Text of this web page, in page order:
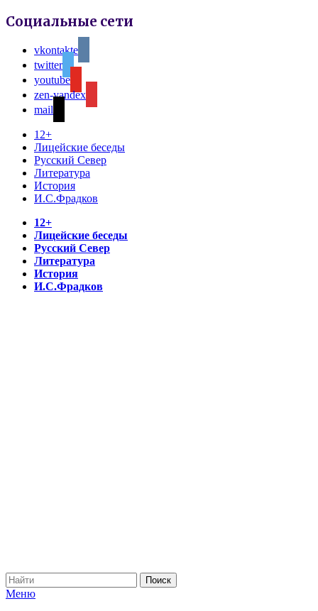
Социальные сети
vkontakte
twitter
youtube
zen-yandex
mail
12+
Лицейские беседы
Русский Север
Литература
История
И.С.Фрадков
12+
Лицейские беседы
Русский Север
Литература
История
И.С.Фрадков
Меню